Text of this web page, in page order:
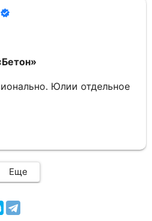
Юлии отдельное
Еще